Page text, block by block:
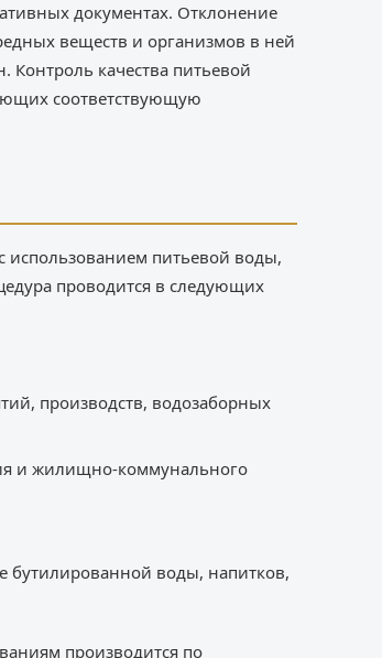
документах. Отклонение
веществ и организмов в ней
качества питьевой
соответствующую
использованием питьевой воды,
проводится в следующих
производств, водозаборных
и жилищно-коммунального
бутилированной воды, напитков,
производится по